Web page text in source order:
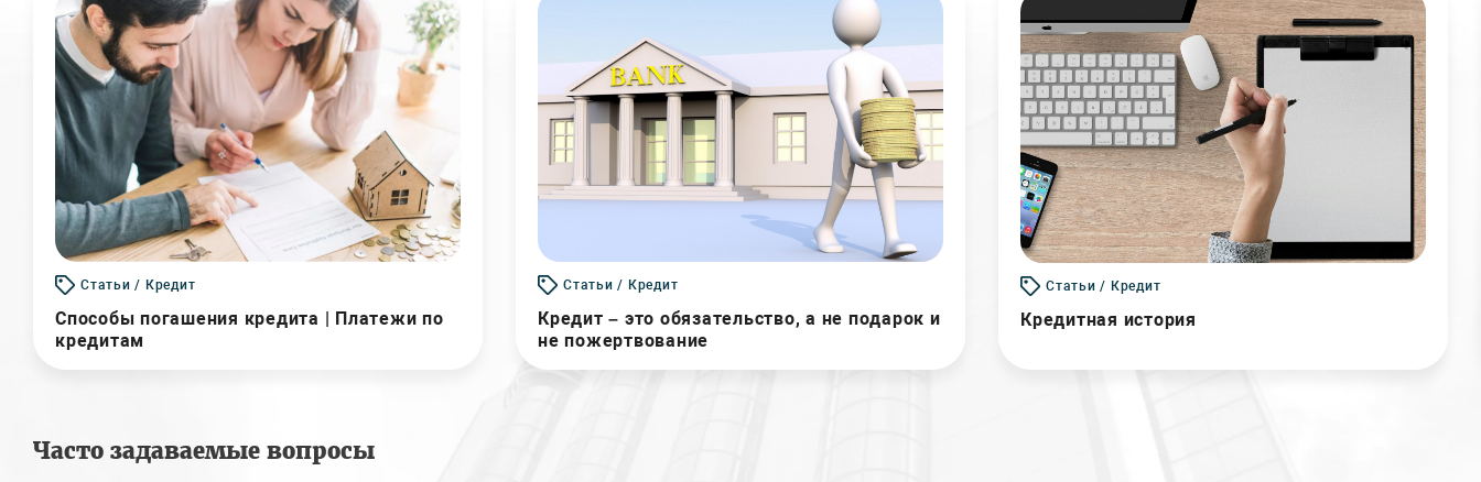
Статьи / Кредит
Способы погашения кредита | Платежи по
кредитам
Статьи / Кредит
Кредит – это обязательство, а не подарок и
не пожертвование
Статьи / Кредит
Кредитная история
Часто задаваемые вопросы